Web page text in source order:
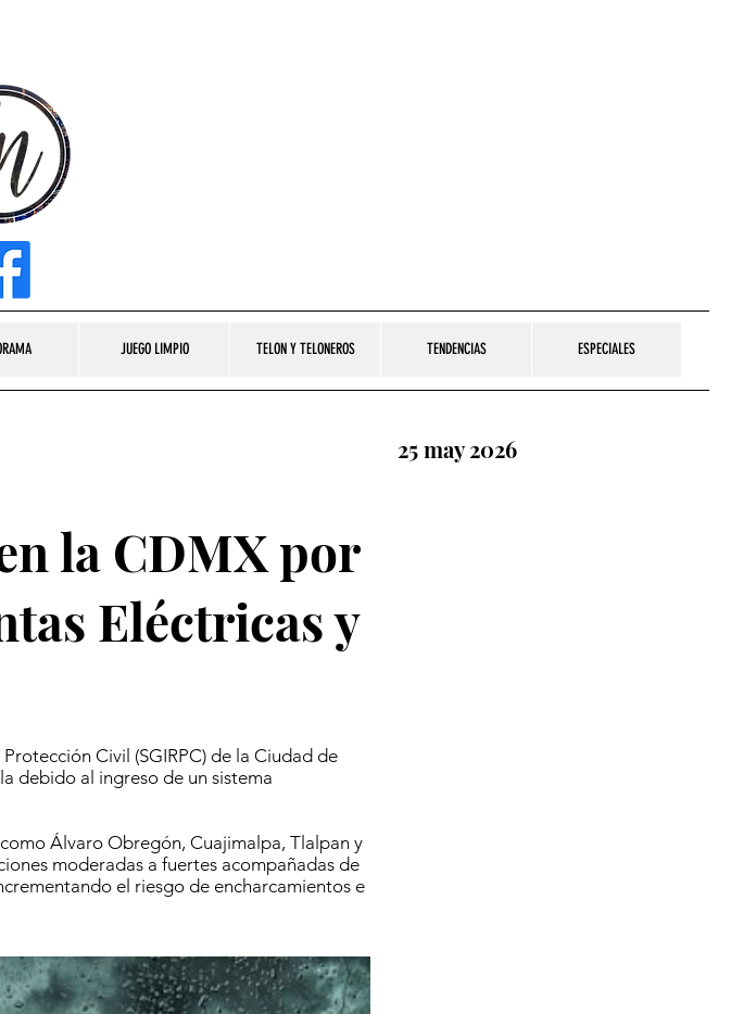
JUEGO LIMPIO TELON Y TELONEROS TENDENCIAS ESPECIALES
25 may 2026
la CDMX por
Eléctricas y
Civil (SGIRPC) de la Ciudad de
debido al ingreso de un sistema
Álvaro Obregón, Cuajimalpa, Tlalpan y
moderadas a fuertes acompañadas de
el riesgo de encharcamientos e